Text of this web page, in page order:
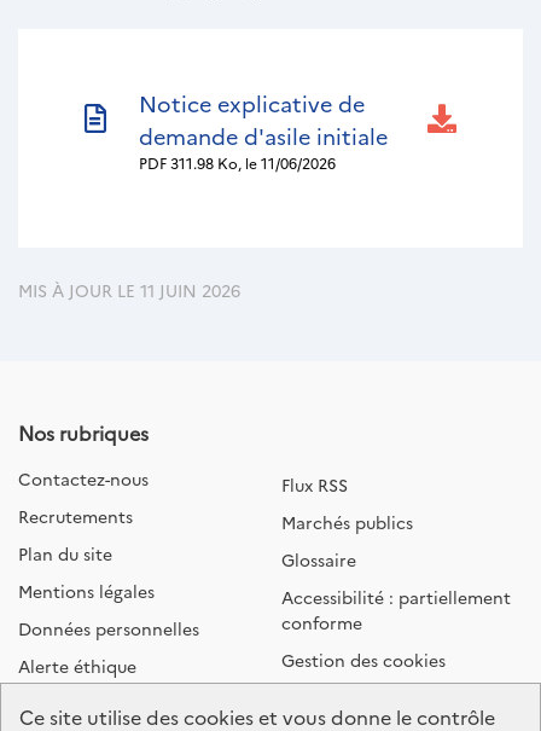
Ce site utilise des cookies et vous donne le contrôle
Nom
du
document
Notice explicative de
demande d'asile initiale
PDF311.98 Ko, le 11/06/2026
MIS À JOUR LE 11 JUIN 2026
Nos rubriques
Contactez-nous
Recrutements
Plan du site
Mentions légales
Données personnelles
Alerte éthique
Flux RSS
Marchés publics
Glossaire
Accessibilité : partiellement
conforme
Gestion des cookies